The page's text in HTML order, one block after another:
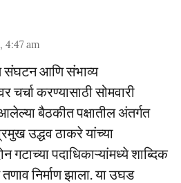
4:47 am
संघटन आणि संभाव्य
चर्चा करण्यासाठी सोमवारी
आलेल्या बैठकीत पक्षातील अंतर्गत
उद्धव ठाकरे यांच्या
गटाच्या पदाधिकाऱ्यांमध्ये शाब्दिक
निर्माण झाला. या उघड